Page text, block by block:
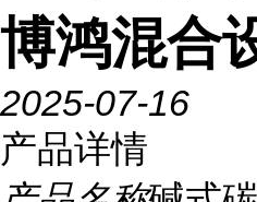
博鸿混合
2025-07-16
产品详情